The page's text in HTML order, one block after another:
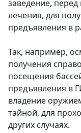
заведение,
лечения, для
предъявления в
Так, например,
получения
посещения
предъявления в
владение
тайной, для
других случаях.